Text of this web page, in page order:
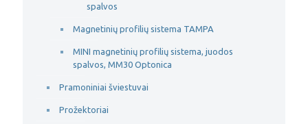
spalvos
Magnetinių profilių sistema TAMPA
MINI magnetinių profilių sistema, juodos
spalvos, MM30 Optonica
Pramoniniai šviestuvai
Prožektoriai